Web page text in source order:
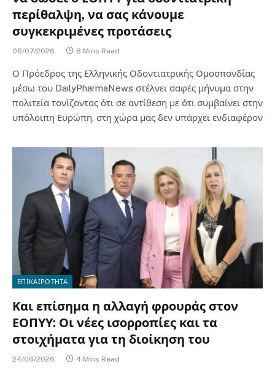
περίθαλψη, να σας κάνουμε
συγκεκριμένες προτάσεις
06/07/2026 8 Mins Read
Ο Πρόεδρος της Ελληνικής Οδοντιατρικής Ομοσπονδίας
μέσω του DailyPharmaNews στέλνει σαφές μήνυμα στην
πολιτεία τονίζοντας ότι σε αντίθεση με ότι συμβαίνει στην
υπόλοιπη Ευρώπη, στη χώρα μας δεν υπάρχει ενδιαφέρον
ΕΠΙΚΑΙΡΟΤΗΤΑ
Και επίσημα η αλλαγή φρουράς στον
ΕΟΠΥΥ: Οι νέες ισορροπίες και τα
στοιχήματα για τη διοίκηση του
24/06/2026 4 Mins Read